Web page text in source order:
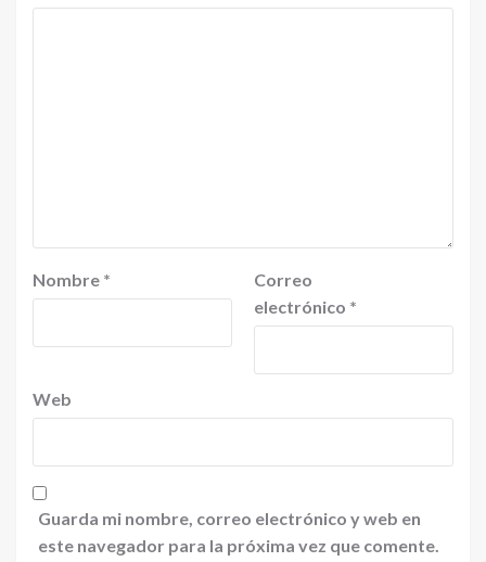
Nombre *
Correo
electrónico *
Web
Guarda mi nombre, correo electrónico y web en
este navegador para la próxima vez que comente.